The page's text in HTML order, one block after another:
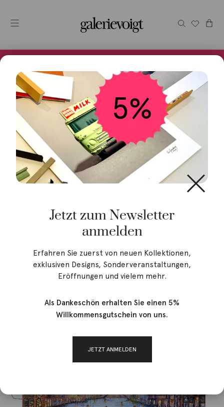
Versandfertig! 5% Bei Newsletteranmeldung.
THITZ – Utopia “The future is
now” ab 25.April 2024
Jetzt zum Newsletter
anmelden
Erfahren Sie zuerst von neuen Kollektionen,
exklusiven Designs, Sonderveranstaltungen,
Eröffnungen und vielem mehr.
Als Dankeschön erhalten Sie einen 5%
Willkommensgutschein von uns.
JETZT ANMELDEN